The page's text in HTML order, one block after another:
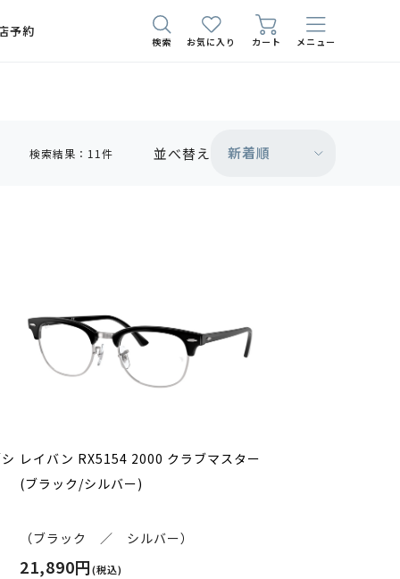
予約
検索 お気に入り カート メニュー
検索結果：11件 並べ替え 新着順
レイバン RX5154 2000 クラブマスター
(ブラック/シルバー)
（ブラック ／ シルバー）
21,890円(税込)